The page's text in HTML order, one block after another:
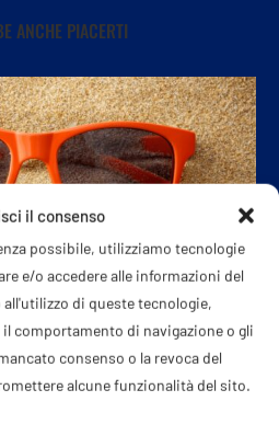
il consenso
possibile, utilizziamo tecnologie
e/o accedere alle informazioni del
di queste tecnologie,
comportamento di navigazione o gli
consenso o la revoca del
alcune funzionalità del sito.
ANCHE PIACERTI
staccare la spina durante...